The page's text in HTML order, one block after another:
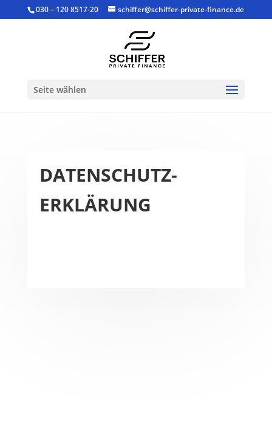
030 – 120 8517-20 schiffer@schiffer-private-finance.de
Seite wählen
DATENSCHUTZ-
ERKLÄRUNG